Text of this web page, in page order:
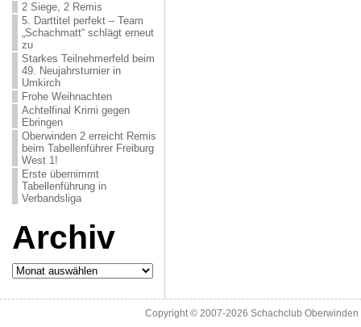
2 Siege, 2 Remis
5. Darttitel perfekt – Team
„Schachmatt“ schlägt erneut
zu
Starkes Teilnehmerfeld beim
49. Neujahrsturnier in
Umkirch
Frohe Weihnachten
Achtelfinal Krimi gegen
Ebringen
Oberwinden 2 erreicht Remis
beim Tabellenführer Freiburg
West 1!
Erste übernimmt
Tabellenführung in
Verbandsliga
Archiv
Archiv
Copyright © 2007-2026Schachclub Oberwinden